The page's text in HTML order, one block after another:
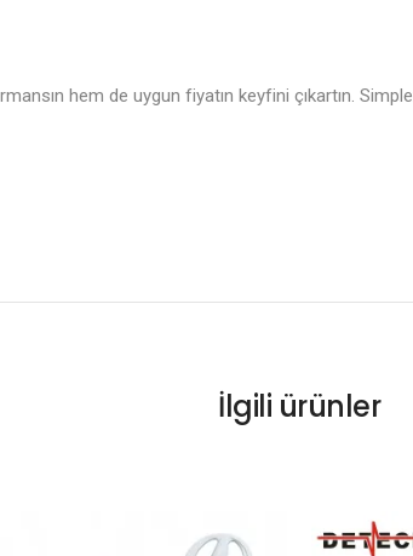
hem de uygun fiyatın keyfini çıkartın.
İlgili ürünler